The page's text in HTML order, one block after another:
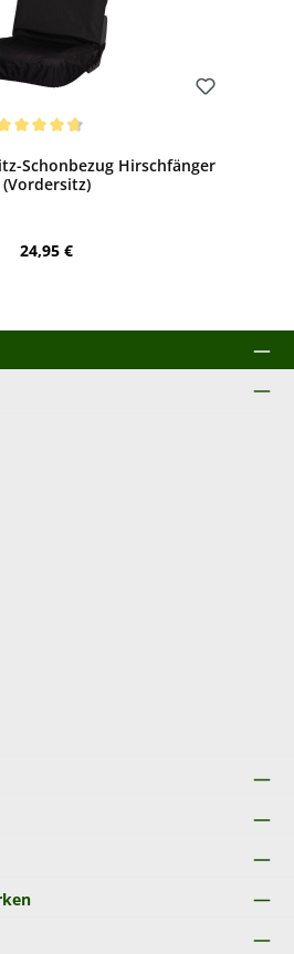
Schonbezug Hirschfänger
(Vordersitz)
Regulärer Preis:
24,95 €